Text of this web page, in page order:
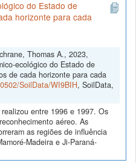
do Estado de
horizonte para cada
Thomas A., 2023,
ecológico do Estado de
de cada horizonte para cada
SoilData/WI9BIH, SoilData,
entre 1996 e 1997. Os
aéreo. As
as regiões de influência
Madeira e Ji-Paraná-